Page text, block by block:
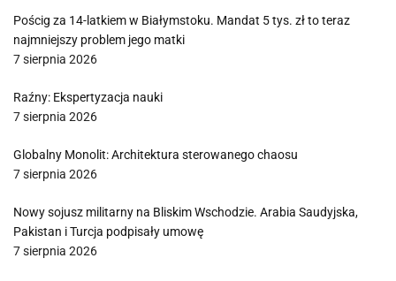
Pościg za 14-latkiem w Białymstoku. Mandat 5 tys. zł to teraz
najmniejszy problem jego matki
7 sierpnia 2026
Raźny: Ekspertyzacja nauki
7 sierpnia 2026
Globalny Monolit: Architektura sterowanego chaosu
7 sierpnia 2026
Nowy sojusz militarny na Bliskim Wschodzie. Arabia Saudyjska,
Pakistan i Turcja podpisały umowę
7 sierpnia 2026